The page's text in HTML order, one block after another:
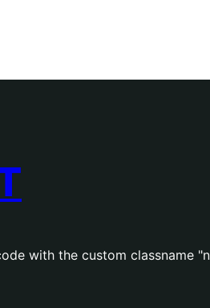
with the custom classname